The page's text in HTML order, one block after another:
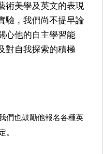
術美學及英文的表現
驗，我們尚不提早論
心他的自主學習能
對自我探索的積極
們也鼓勵他報名各種英
。